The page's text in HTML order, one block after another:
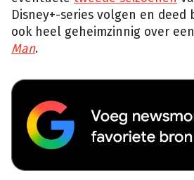
Disney+-series volgen en deed
ook heel geheimzinnig over een
Man.